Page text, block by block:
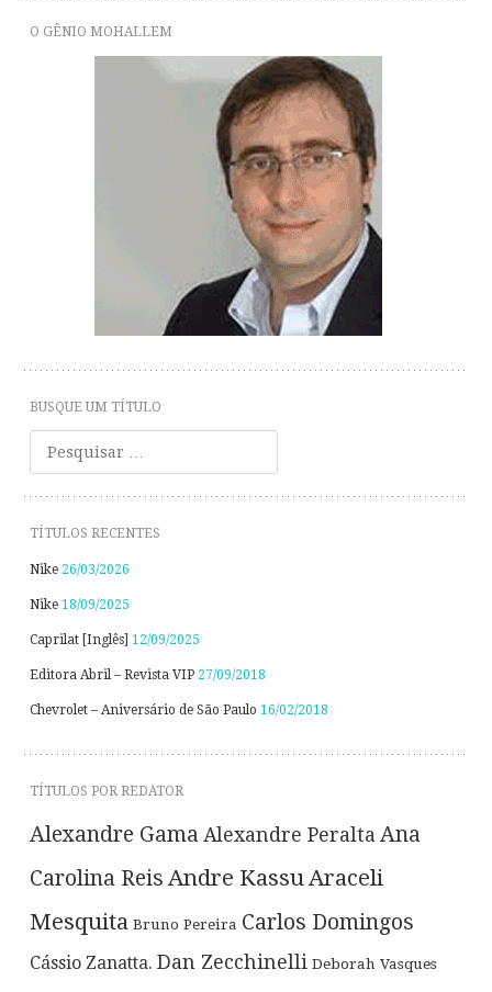
O GÊNIO MOHALLEM
BUSQUE UM TÍTULO
Pesquisar
TÍTULOS RECENTES
Nike 26/03/2026
Nike 18/09/2025
Caprilat [Inglês] 12/09/2025
Editora Abril – Revista VIP 27/09/2018
Chevrolet – Aniversário de São Paulo 16/02/2018
TÍTULOS POR REDATOR
Alexandre Gama Alexandre Peralta Ana
Carolina Reis Andre Kassu Araceli
Mesquita Bruno Pereira Carlos Domingos
Cássio Zanatta. Dan Zecchinelli Deborah Vasques